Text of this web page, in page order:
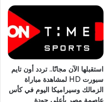
استقبلها الآن مجانًا.. تردد أون تايم
سبورت HD لمشاهدة مباراة
الزمالك وسيراميكا اليوم في كأس
عاصمة مصر بأعلى جودة